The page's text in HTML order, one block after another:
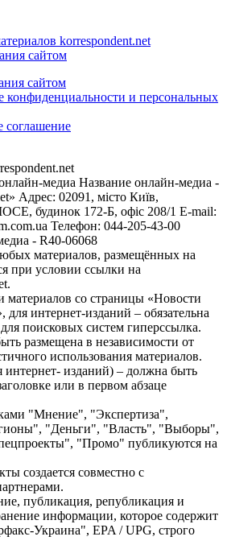
korrespondent.net
сайтом
сайтом
конфиденциальности и персональных
соглашение
медиа Название онлайн-медиа -
Адрес: 02091, місто Київ,
будинок 172-Б, офіс 208/1 E-mail:
Телефон: 044-205-43-00
- R40-06068
материалов, размещённых на
при условии ссылки на
материалов со страницы «Новости
интернет-изданий – обязательна
поисковых систем гиперссылка.
размещена в независимости от
использования материалов.
интернет- изданий) – должна быть
или в первом абзаце
"Мнение", "Экспертиза",
"Деньги", "Власть", "Выборы",
"Промо" публикуются на
создается совместно с
публикация, републикация и
информации, которое содержит
Украина", EPA / UPG, строго